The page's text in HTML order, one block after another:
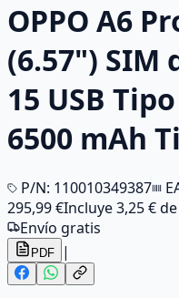
OPPO A6
(6.57") SIM
15 USB
6500 mAh
P/N: 110010349387
295,99 €Incluye3,25 €
Envío gratis
PDF |